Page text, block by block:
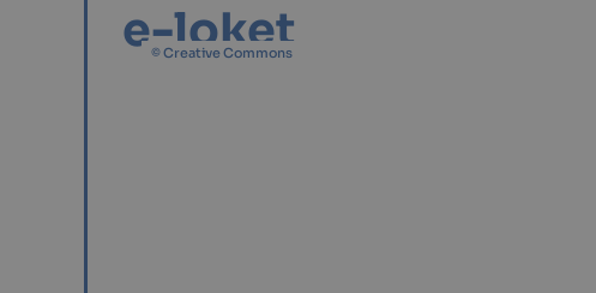
e-loket
© Creative Commons